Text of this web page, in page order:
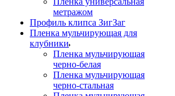
метражом
Профиль клипса ЗигЗаг
Пленка мульчирующая для
клубники
Пленка мульчирующая
черно-белая
Пленка мульчирующая
черно-стальная